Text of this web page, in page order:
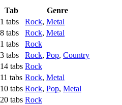
Tab
Genre
1 tabs Rock, Metal
8 tabs Rock, Metal
1 tabs
Rock
3 tabs Rock, Pop, Country
14 tabs Rock
11 tabs Rock, Metal
10 tabs Rock, Pop, Metal
20 tabs Rock